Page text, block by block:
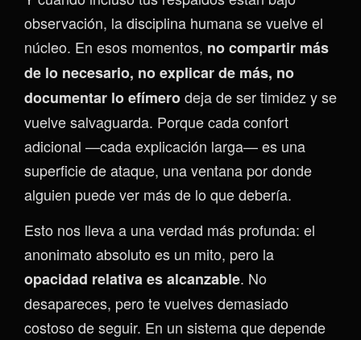
observación, la disciplina humana se vuelve el
núcleo. En esos momentos, no compartir más
de lo necesario, no explicar de más, no
documentar lo efímerodeja de ser timidez y se
vuelve salvaguarda. Porque cada confort
adicional —cada explicación larga— es una
superficie de ataque, una ventana por donde
alguien puede ver más de lo que debería.
Esto nos lleva a una verdad más profunda: el
anonimato absoluto es un mito, pero la
opacidad relativa es alcanzable. No
desapareces, pero te vuelves demasiado
costoso de seguir. En un sistema que depende